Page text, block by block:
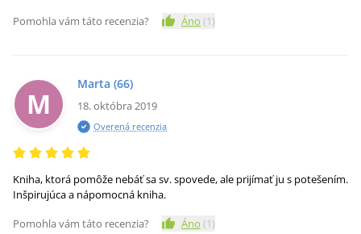
Pomohla vám táto recenzia?
Áno (1)
M
Marta (66)
18. októbra 2019
Overená recenzia
Kniha, ktorá pomôže nebáť sa sv. spovede, ale prijímať ju s potešením.
Inšpirujúca a nápomocná kniha.
Pomohla vám táto recenzia?
Áno (1)